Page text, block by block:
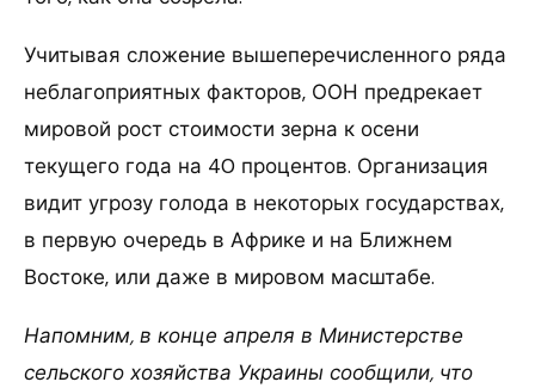
Учитывая сложение вышеперечисленного ряда
неблагоприятных факторов, ООН предрекает
мировой рост стоимости зерна к осени
текущего года на 40 процентов. Организация
видит угрозу голода в некоторых государствах,
в первую очередь в Африке и на Ближнем
Востоке, или даже в мировом масштабе.
Напомним, в конце апреля в Министерстве
сельского хозяйства Украины сообщили, что